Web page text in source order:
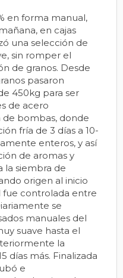
en forma manual,
en cajas
una selección de
sin romper el
de granos. Desde
pasaron
450kg para ser
de acero
de bombas, donde
fría de 3 días a 10-
enteros, y así
de aromas y
la siembra de
origen al inicio
fue controlada entre
se
manuales del
suave hasta el
la
días más. Finalizada
e